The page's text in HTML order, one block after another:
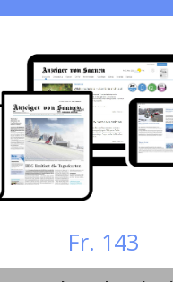
Fr. 143